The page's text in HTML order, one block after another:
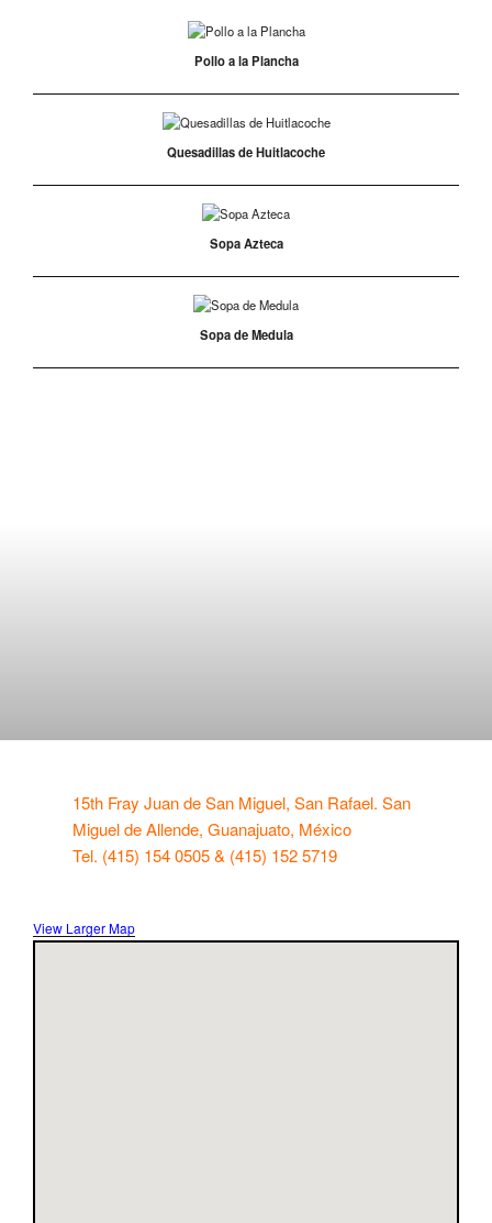
basado en
puntuación
Pollo a la Plancha
Quesadillas de Huitlacoche
Sopa Azteca
Sopa de Medula
15th Fray Juan de San Miguel, San Rafael. San
Miguel de Allende, Guanajuato, México
Tel. (415) 154 0505 & (415) 152 5719
View Larger Map